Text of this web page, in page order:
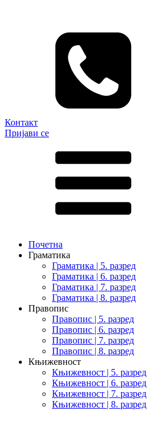
Контакт
Пријави се
Почетна
Граматика
Граматика | 5. разред
Граматика | 6. разред
Граматика | 7. разред
Граматика | 8. разред
Правопис
Правопис | 5. разред
Правопис | 6. разред
Правопис | 7. разред
Правопис | 8. разред
Књижевност
Књижевност | 5. разред
Књижевност | 6. разред
Књижевност | 7. разред
Књижевност | 8. разред